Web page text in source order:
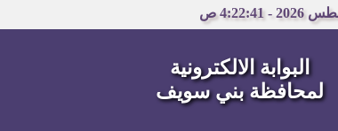
البوابة الالكترونية
لمحافظة بني سويف